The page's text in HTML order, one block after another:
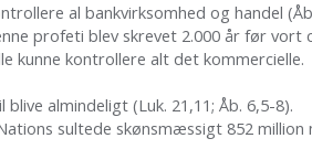
al bankvirksomhed og handel
profeti blev skrevet 2.000 år før
kunne kontrollere alt det kommercielle.
blive almindeligt (Luk. 21,11; Åb. 6,5-8).
sultede skønsmæssigt 852 million